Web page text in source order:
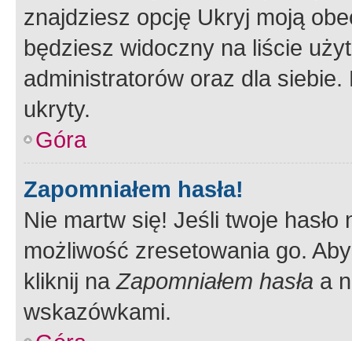
znajdziesz opcję Ukryj moją
będziesz widoczny na liście
administratorów oraz dla
ukryty.
Góra
Zapomniałem hasła!
Nie martw się! Jeśli twoje
możliwość zresetowania go.
kliknij naZapomniałem hasła a
wskazówkami.